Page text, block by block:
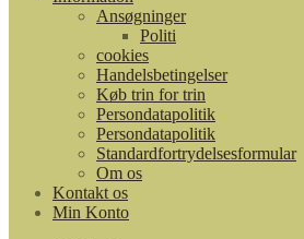
Ansøgninger
Politi
cookies
Handelsbetingelser
Køb trin for trin
Persondatapolitik
Persondatapolitik
Standardfortrydelsesformular
Om os
Kontakt os
Min Konto